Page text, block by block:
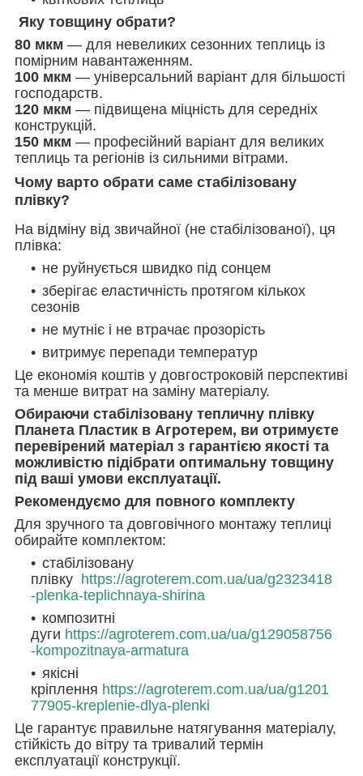
Яку товщину обрати?
80 мкм — для невеликих сезонних теплиць із
помірним навантаженням.
100 мкм — універсальний варіант для більшості
господарств.
120 мкм — підвищена міцність для середніх
конструкцій.
150 мкм — професійний варіант для великих
теплиць та регіонів із сильними вітрами.
Чому варто обрати саме стабілізовану
плівку?
На відміну від звичайної (не стабілізованої), ця
плівка:
не руйнується швидко під сонцем
зберігає еластичність протягом кількох
сезонів
не мутніє і не втрачає прозорість
витримує перепади температур
Це економія коштів у довгостроковій перспективі
та менше витрат на заміну матеріалу.
Обираючи стабілізовану тепличну плівку
Планета Пластик в Агротерем, ви отримуєте
перевірений матеріал з гарантією якості та
можливістю підібрати оптимальну товщину
під ваші умови експлуатації.
Рекомендуємо для повного комплекту
Для зручного та довговічного монтажу теплиці
обирайте комплектом:
стабілізовану
плівку https://agroterem.com.ua/ua/g2323418
-plenka-teplichnaya-shirina
композитні
дуги https://agroterem.com.ua/ua/g129058756
-kompozitnaya-armatura
якісні
кріплення https://agroterem.com.ua/ua/g1201
77905-kreplenie-dlya-plenki
Це гарантує правильне натягування матеріалу,
стійкість до вітру та тривалий термін
експлуатації конструкції.